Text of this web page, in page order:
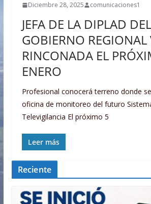
Diciembre 28, 2025 comunicaciones1
JEFA DE LA DIPLAD DEL
GOBIERNO REGIONAL
RINCONADA EL
ENERO
Profesional conocerá terreno donde
oficina de monitoreo del futuro
Televigilancia El próximo 5
Leer más
Reciente